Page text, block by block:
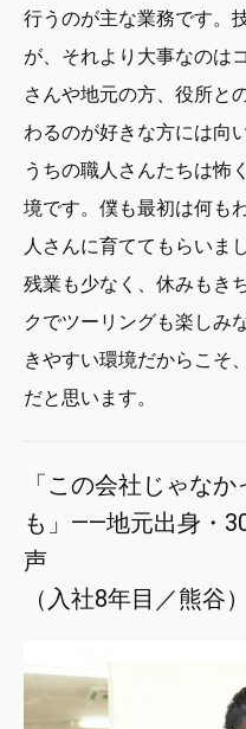
行うのが主な業務です。
が、それより大事なのは
さんや地元の方、役所と
わるのが好きな方には向
うちの職人さんたちは怖
境です。僕も最初は何も
人さんに育ててもらいまし
残業も少なく、休みもき
クでツーリングも楽しみ
きやすい環境だからこそ
だと思います。
「この会社じゃな
も」——地元出身・
声
（入社8年目／熊谷）